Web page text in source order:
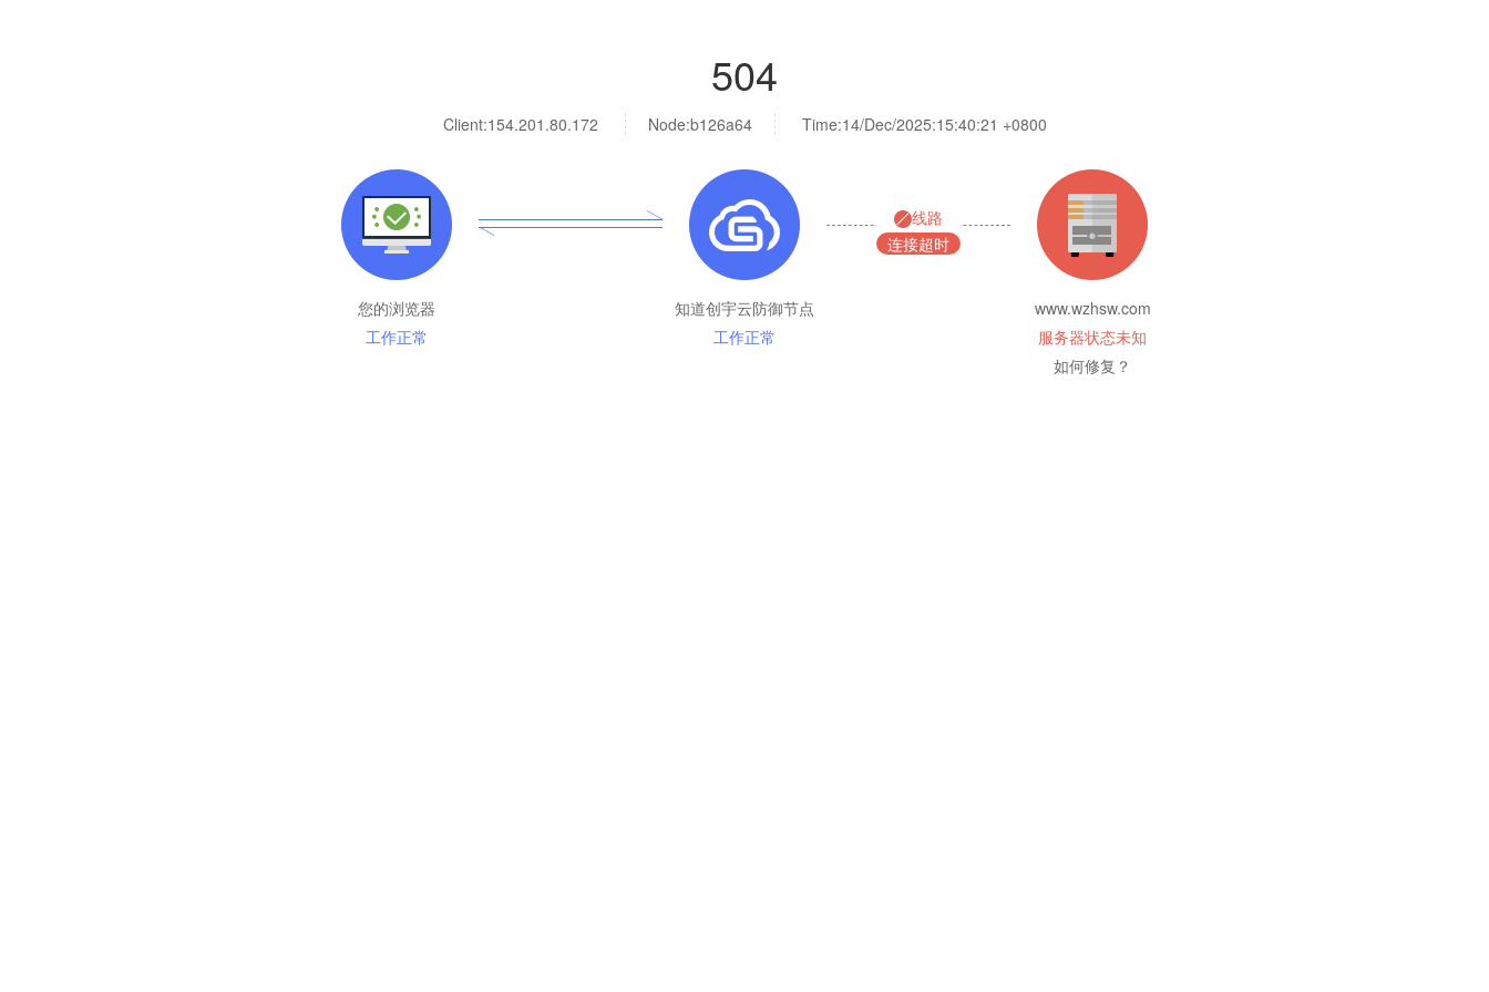
504
Client:154.201.80.172 Node:b126a64 Time:14/Dec/2025:15:40:21 +0800
您的浏览器
工作正常
知道创宇云防御节点
工作正常
线路
连接超时
www.wzhsw.com
服务器状态未知
如何修复？